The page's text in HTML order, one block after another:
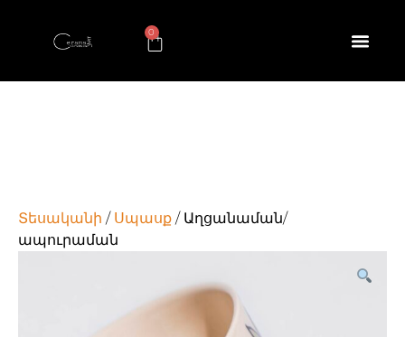
0
Տեսականի / Սպասք / Աղցանաման/
ապուրաման